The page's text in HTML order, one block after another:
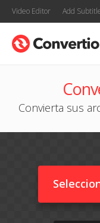
Video Editor Add
Convierta sus